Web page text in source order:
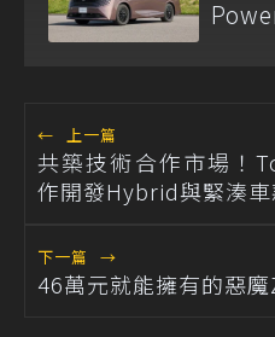
← 上一篇
共築技術合作市場！
作開發Hybrid與緊湊
下一篇 →
46萬元就能擁有的惡